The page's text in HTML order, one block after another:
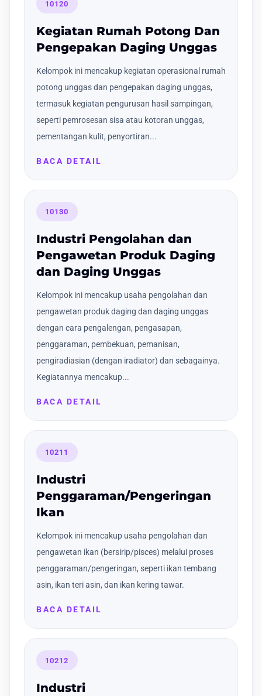
10120
Kegiatan Rumah Potong Dan
Pengepakan Daging Unggas
Kelompok ini mencakup kegiatan operasional rumah
potong unggas dan pengepakan daging unggas,
termasuk kegiatan pengurusan hasil sampingan,
seperti pemrosesan sisa atau kotoran unggas,
pementangan kulit, penyortiran...
BACA DETAIL
10130
Industri Pengolahan dan
Pengawetan Produk Daging
dan Daging Unggas
Kelompok ini mencakup usaha pengolahan dan
pengawetan produk daging dan daging unggas
dengan cara pengalengan, pengasapan,
penggaraman, pembekuan, pemanisan,
pengiradiasian (dengan iradiator) dan sebagainya.
Kegiatannya mencakup...
BACA DETAIL
10211
Industri
Penggaraman/Pengeringan
Ikan
Kelompok ini mencakup usaha pengolahan dan
pengawetan ikan (bersirip/pisces) melalui proses
penggaraman/pengeringan, seperti ikan tembang
asin, ikan teri asin, dan ikan kering tawar.
BACA DETAIL
10212
Industri